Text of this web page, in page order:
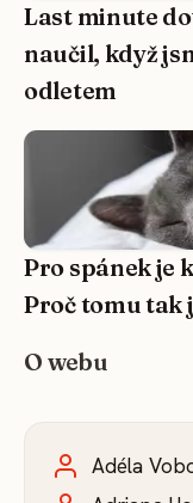
Last minute
naučil, když
odletem
Pro spánek je
Proč tomu tak
O webu
Adéla